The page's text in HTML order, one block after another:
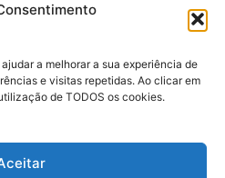
a melhorar a sua experiência de
e visitas repetidas. Ao clicar em
de TODOS os cookies.